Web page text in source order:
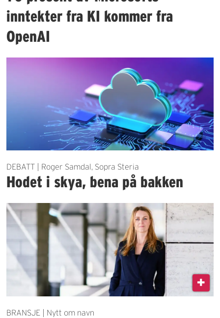
inntekter fra KI kommer fra
OpenAI
DEBATT | Roger Samdal, Sopra Steria
Hodet i skya, bena på bakken
BRANSJE | Nytt om navn